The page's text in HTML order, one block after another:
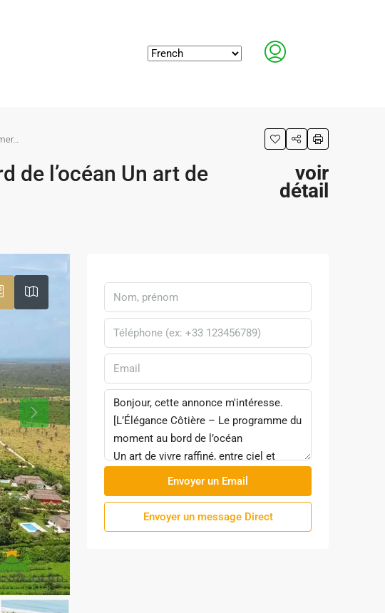
de l’océan Un art de
voir
détail
Envoyer un Email
Envoyer un message Direct